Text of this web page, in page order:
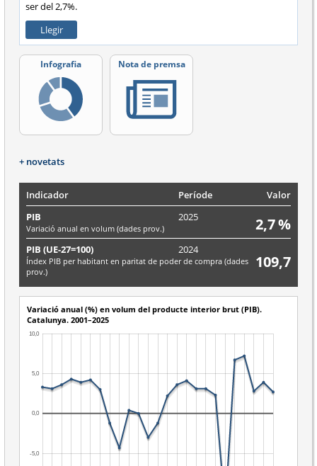
ser del 2,7%.
Llegir
Infografia Nota de premsa
+ novetats
Indicador Període
Valor
PIB
2025 2,7 %
Variació anual en volum (dades prov.)
PIB (UE-27=100) 2024
109,7
Índex PIB per habitant en paritat de poder de compra (dades
prov.)